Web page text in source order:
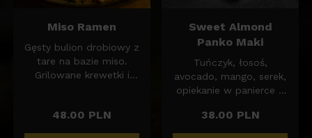
Miso Ramen
Gęsty bulion drobiowy z
tare na bazie miso.
Grilowane krewetki i
kurczaka, pędy dymki,
48.00 PLN
Sweet Almond
Panko Maki
Tuńczyk, łosoś,
avocado, mango, serek,
opiekanie w panierce z
38.00 PLN